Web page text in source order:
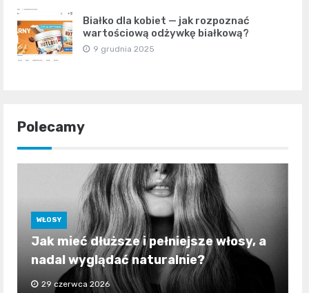
Białko dla kobiet — jak rozpoznać
wartościową odżywkę białkową?
9 grudnia 2025
Polecamy
WŁOSY
Jak mieć dłuższe i pełniejsze włosy, a
nadal wyglądać naturalnie?
29 czerwca 2026